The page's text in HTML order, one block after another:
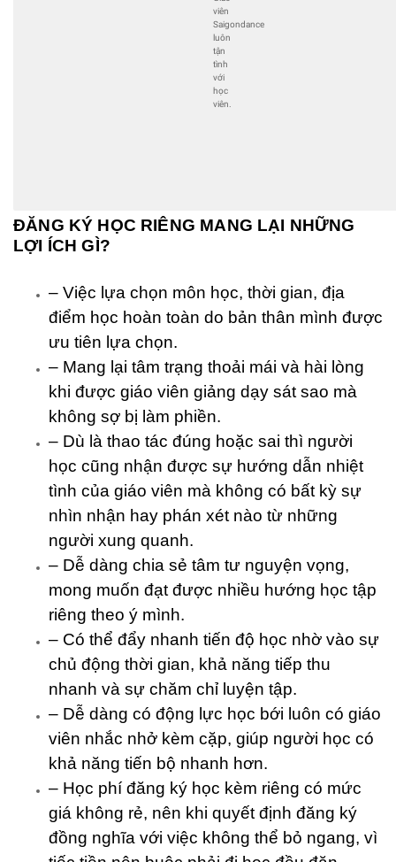
viên
Saigondance
luôn
tận
tình
với
học
viên.
ĐĂNG KÝ HỌC RIÊNG MANG LẠI NHỮNG
LỢI ÍCH GÌ?
– Việc lựa chọn môn học, thời gian, địa
điểm học hoàn toàn do bản thân mình được
ưu tiên lựa chọn.
– Mang lại tâm trạng thoải mái và hài lòng
khi được giáo viên giảng dạy sát sao mà
không sợ bị làm phiền.
– Dù là thao tác đúng hoặc sai thì người
học cũng nhận được sự hướng dẫn nhiệt
tình của giáo viên mà không có bất kỳ sự
nhìn nhận hay phán xét nào từ những
người xung quanh.
– Dễ dàng chia sẻ tâm tư nguyện vọng,
mong muốn đạt được nhiều hướng học tập
riêng theo ý mình.
– Có thể đẩy nhanh tiến độ học nhờ vào sự
chủ động thời gian, khả năng tiếp thu
nhanh và sự chăm chỉ luyện tập.
– Dễ dàng có động lực học bới luôn có giáo
viên nhắc nhở kèm cặp, giúp người học có
khả năng tiến bộ nhanh hơn.
– Học phí đăng ký học kèm riêng có mức
giá không rẻ, nên khi quyết định đăng ký
đồng nghĩa với việc không thể bỏ ngang, vì